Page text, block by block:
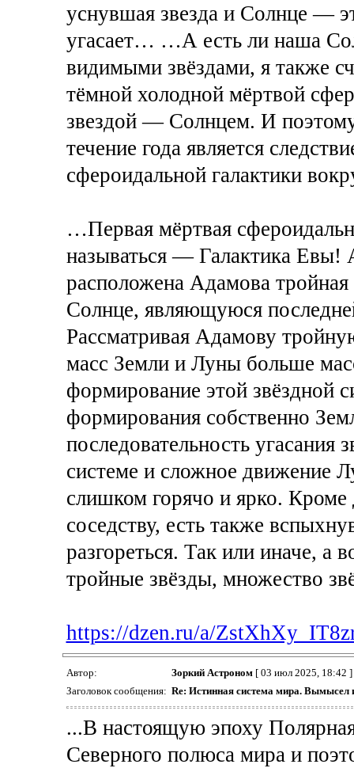
уснувшая звезда и Солнце —
угасает… …А есть ли наша
видимыми звёздами, я также
тёмной холодной мёртвой
звездой — Солнцем. И поэтому
течение года является
сфероидальной галактики
…Первая мёртвая
называться — Галактика Евы!
расположена Адамова тройная
Солнце, являющуюся
Рассматривая Адамову
масс Земли и Луны больше
формирование этой звёздной
формирования собственно
последовательность угасания
системе и сложное движение
слишком горячо и ярко. Кроме
соседству, есть также
разгореться. Так или иначе, а
тройные звёзды, множество
https://dzen.ru/a/
Автор: Зоркий Астроном[ 03 июл 2025, 18:42 ]
Заголовок сообщения: Re: Истинная система мира. Вымысел
...В настоящую эпоху
Северного полюса мира и